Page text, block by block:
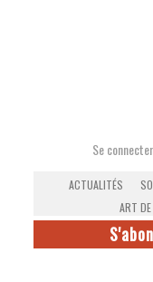
Se connecter
ACTUALITÉS
ART